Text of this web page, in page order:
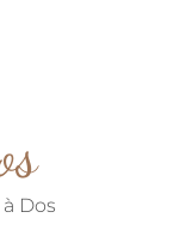
à Dos